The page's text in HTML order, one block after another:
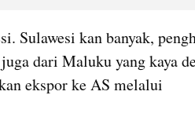
Sulawesi kan banyak,
dari Maluku yang kaya
ekspor ke AS melalui